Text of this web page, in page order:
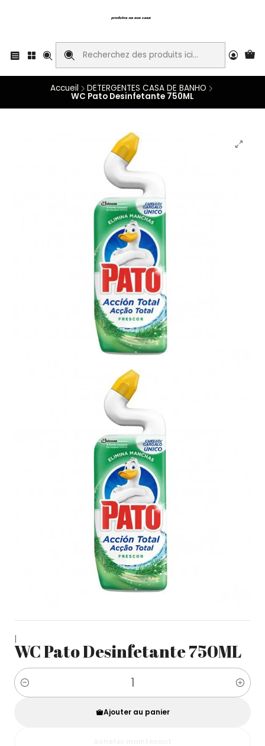
Accueil DETERGENTES CASA DE BANHO
WC Pato Desinfetante 750ML
|
WC Pato Desinfetante 750ML
Quantité
Ajouter au panier